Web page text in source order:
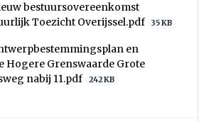
bestuursovereenkomst
Toezicht Overijssel.pdf
35 KB
en
Hogere Grenswaarde Grote
nabij 11.pdf
242 KB